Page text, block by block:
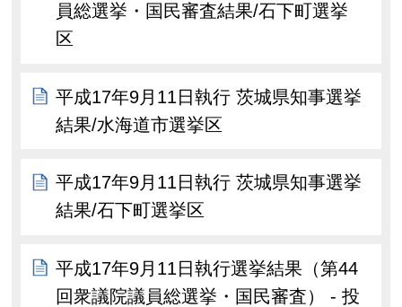
員総選挙・国民審査結果/石下町選挙
区
平成17年9月11日執行 茨城県知事選挙
結果/水海道市選挙区
平成17年9月11日執行 茨城県知事選挙
結果/石下町選挙区
平成17年9月11日執行選挙結果（第44
回衆議院議員総選挙・国民審査） - 投